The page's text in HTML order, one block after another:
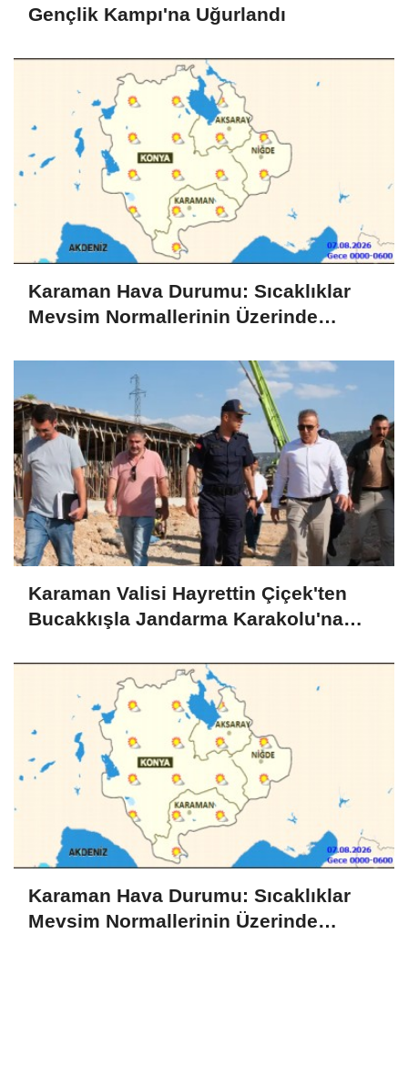
Gençlik Kampı'na Uğurlandı
Karaman Hava Durumu: Sıcaklıklar
Mevsim Normallerinin Üzerinde
Karaman Valisi Hayrettin Çiçek'ten
Bucakkışla Jandarma Karakolu'na
Karaman Hava Durumu: Sıcaklıklar
Mevsim Normallerinin Üzerinde